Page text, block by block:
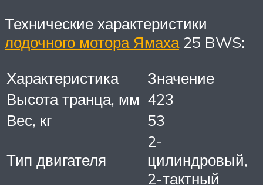
Технические характеристики
лодочного мотора Ямаха25 BWS:
Характеристика
Значение
Высота транца, мм 423
Вес, кг
53
Тип двигателя
2-
цилиндровый,
2-тактный